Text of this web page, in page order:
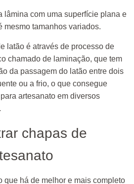
lâmina com uma superfície plana e
mesmo tamanhos variados.
latão é através de processo de
chamado de laminação, que tem
da passagem do latão entre dois
ou a frio, o que consegue
artesanato em diversos
chapas de
que há de melhor e mais completo